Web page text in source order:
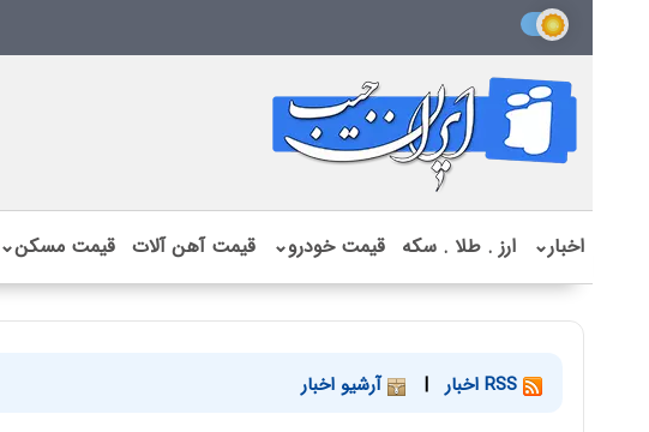
اخبار⌄ ارز . طلا . سکه قیمت خودرو⌄ قیمت آهن آلات قیمت مسکن⌄
| آرشیو اخبار